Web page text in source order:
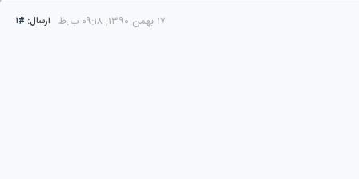
ارسال: #۱ ۱۷ بهمن ۱۳۹۰, ۰۹:۱۸ ب.ظ